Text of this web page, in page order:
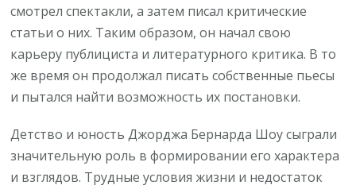
смотрел спектакли, а затем писал критические
статьи о них. Таким образом, он начал свою
карьеру публициста и литературного критика. В то
же время он продолжал писать собственные пьесы
и пытался найти возможность их постановки.
Детство и юность Джорджа Бернарда Шоу сыграли
значительную роль в формировании его характера
и взглядов. Трудные условия жизни и недостаток